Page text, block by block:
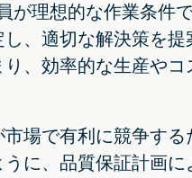
が理想的な作業条件
、適切な解決策を
、効率的な生産や
場で有利に競争する
に、品質保証計画